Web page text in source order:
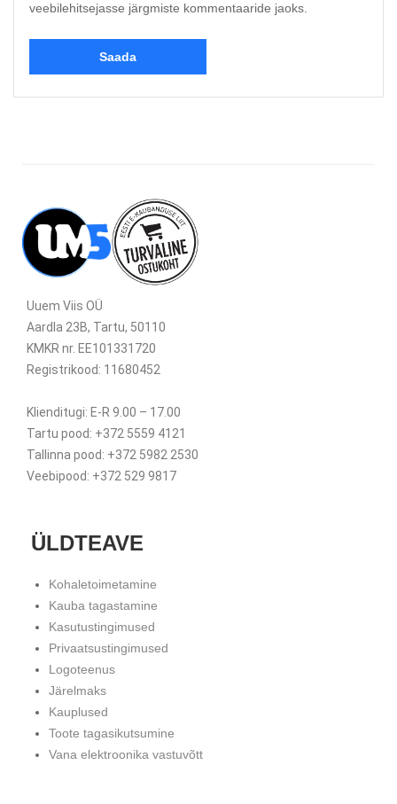
veebilehitsejasse järgmiste kommentaaride jaoks.
Uuem Viis OÜ
Aardla 23B, Tartu, 50110
KMKR nr. EE101331720
Registrikood: 11680452
Klienditugi: E-R 9.00 – 17.00
Tartu pood: +372 5559 4121
Tallinna pood: +372 5982 2530
Veebipood: +372 529 9817
ÜLDTEAVE
Kohaletoimetamine
Kauba tagastamine
Kasutustingimused
Privaatsustingimused
Logoteenus
Järelmaks
Kauplused
Toote tagasikutsumine
Vana elektroonika vastuvõtt